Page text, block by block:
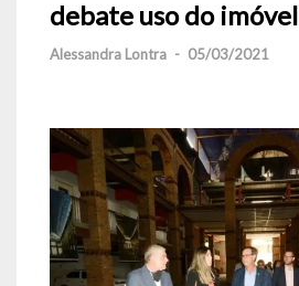
debate uso do imóvel
Alessandra Lontra - 05/03/2021